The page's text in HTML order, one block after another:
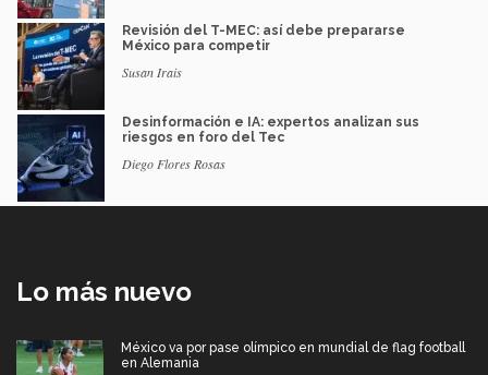
Revisión del T-MEC: así debe prepararse
México para competir
Susan Irais
Desinformación e IA: expertos analizan sus
riesgos en foro del Tec
Diego Flores Rosas
Lo más nuevo
México va por pase olímpico en mundial de flag football
en Alemania